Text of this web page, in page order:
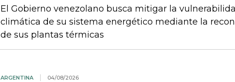
El Gobierno venezolano busca mitigar la
climática de su sistema energético mediante la
de sus plantas térmicas
ARGENTINA 04/08/2026